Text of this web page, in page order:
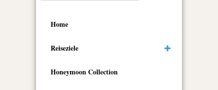
Home
Reiseziele
Honeymoon Collection